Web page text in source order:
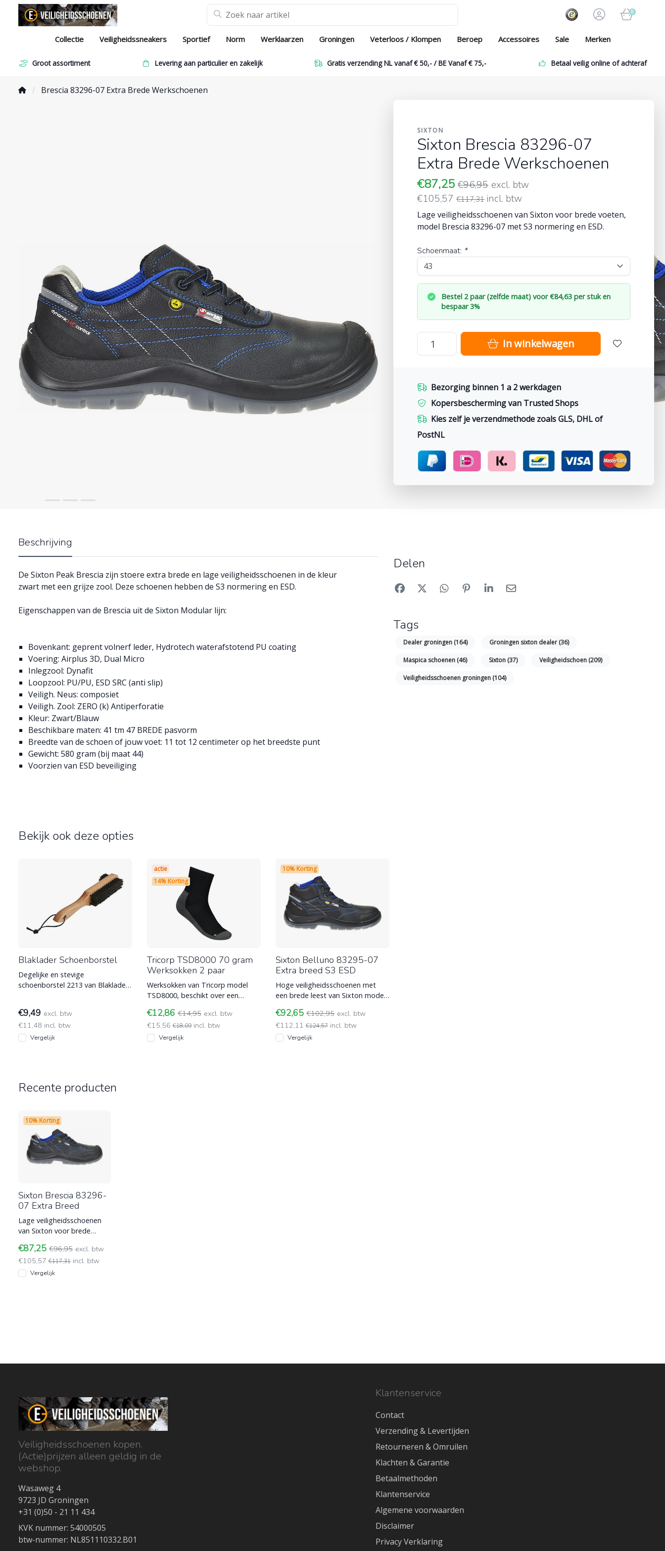
0
Collectie Veiligheidssneakers Sportief Norm Werklaarzen Groningen Veterloos / Klompen Beroep Accessoires Sale Merken
Groot assortiment Levering aan particulier en zakelijk Gratis verzending NL vanaf € 50,- / BE Vanaf € 75,- Betaal veilig online of achteraf
Brescia 83296-07 Extra Brede Werkschoenen
SIXTON
Sixton Brescia 83296-07
Extra Brede Werkschoenen
€87,25€96,95 excl. btw
€105,57€117,31incl. btw
Lage veiligheidsschoenen van Sixton voor brede voeten,
model Brescia 83296-07 met S3 normering en ESD.
Schoenmaat: *
Bestel 2 paar (zelfde maat) voor €84,63 per stuk en
bespaar 3%
In winkelwagen
Bezorging binnen 1 a 2 werkdagen
Kopersbescherming van Trusted Shops
Kies zelf je verzendmethode zoals GLS, DHL of
PostNL
Beschrijving
De Sixton Peak Brescia zijn stoere extra brede en lage veiligheidsschoenen in de kleur
zwart met een grijze zool. Deze schoenen hebben de S3 normering en ESD.
Eigenschappen van de Brescia uit de Sixton Modular lijn:
Bovenkant: geprent volnerf leder, Hydrotech waterafstotend PU coating
Voering: Airplus 3D, Dual Micro
Inlegzool: Dynafit
Loopzool: PU/PU, ESD SRC (anti slip)
Veiligh. Neus: composiet
Veiligh. Zool: ZERO (k) Antiperforatie
Kleur: Zwart/Blauw
Beschikbare maten: 41 tm 47 BREDE pasvorm
Breedte van de schoen of jouw voet: 11 tot 12 centimeter op het breedste punt
Gewicht: 580 gram (bij maat 44)
Voorzien van ESD beveiliging
Delen
Tags
Dealer groningen (164) Groningen sixton dealer (36)
Maspica schoenen (46) Sixton (37) Veiligheidschoen (209)
Veiligheidsschoenen groningen (104)
Bekijk ook deze opties
Blaklader Schoenborstel
Degelijke en stevige
schoenborstel 2213 van Blaklader
€9,49 excl. btw
€11,48 incl. btw
Vergelijk
actie
14% Korting
Tricorp TSD8000 70 gram
Werksokken 2 paar
Werksokken van Tricorp model
TSD8000, beschikt over een
anti-bacteriël
€12,86 €14,95 excl. btw
€15,56 €18,09 incl. btw
Vergelijk
10% Korting
Sixton Belluno 83295-07
Extra breed S3 ESD
Hoge veiligheidsschoenen met
een brede leest van Sixton model
normering en E
€92,65 €102,95 excl. btw
€112,11 €124,57 incl. btw
Vergelijk
Recente producten
10% Korting
Sixton Brescia 83296-
07 Extra Breed
Lage veiligheidsschoenen
van Sixton voor brede
83296-07 met S3 normering
en ES
€87,25 €96,95 excl. btw
€105,57 €117,31 incl. btw
Vergelijk
Veiligheidsschoenen kopen.
(Actie)prijzen alleen geldig in de
webshop.
Wasaweg 4
9723 JD Groningen
+31 (0)50 - 21 11 434
KVK nummer: 54000505
btw-nummer: NL851110332.B01
Klantenservice
Contact
Verzending & Levertijden
Retourneren & Omruilen
Klachten & Garantie
Betaalmethoden
Klantenservice
Algemene voorwaarden
Disclaimer
Privacy Verklaring